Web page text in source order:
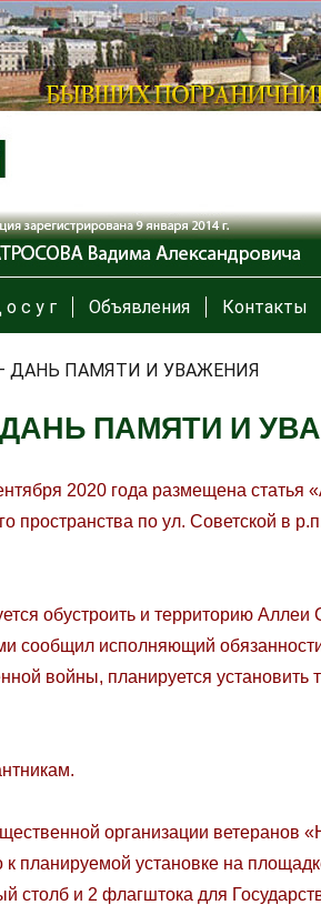
с у г Объявления Контакты
ДАНЬ ПАМЯТИ И УВАЖЕНИЯ
ПАМЯТИ И
2020 года размещена
пространства по ул. Советской в
обустроить и территорию
сообщил исполняющий
войны, планируется
организации ветеранов
планируемой установке на
столб и 2 флагштока для